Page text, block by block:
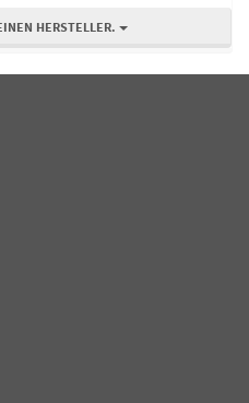
HERSTELLER.